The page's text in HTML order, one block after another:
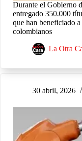
Durante el Gobierno
entregado 350.000
que han beneficiado
colombianos
La Otra
30 abril, 2026